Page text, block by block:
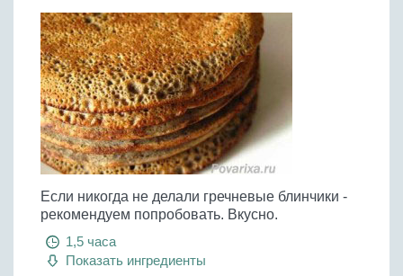
Если никогда не делали гречневые блинчики -
рекомендуем попробовать. Вкусно.
1,5 часа
Показать ингредиенты